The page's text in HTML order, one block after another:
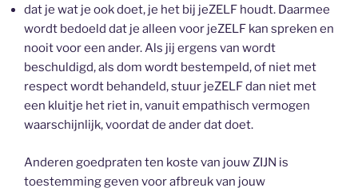
dat je wat je ook doet, je het bij jeZELF houdt. Daarmee
wordt bedoeld dat je alleen voor jeZELF kan spreken en
nooit voor een ander. Als jij ergens van wordt
beschuldigd, als dom wordt bestempeld, of niet met
respect wordt behandeld, stuur jeZELF dan niet met
een kluitje het riet in, vanuit empathisch vermogen
waarschijnlijk, voordat de ander dat doet.
Anderen goedpraten ten koste van jouw ZIJN is
toestemming geven voor afbreuk van jouw